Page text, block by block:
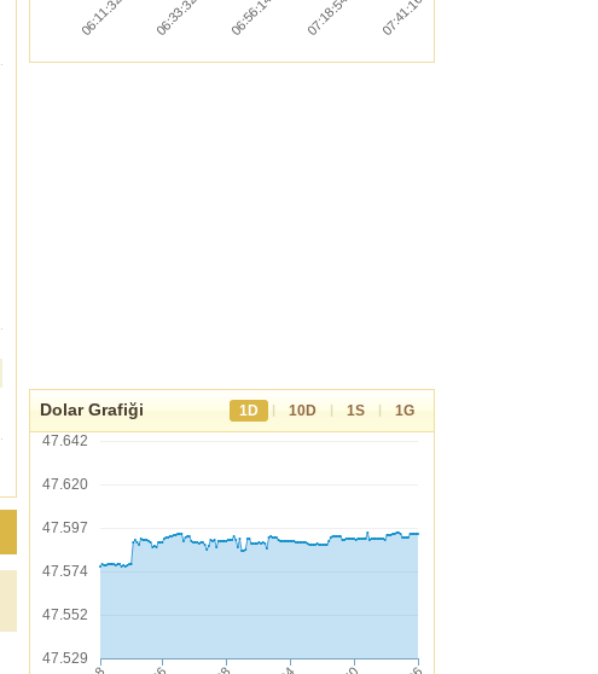
Dolar Grafiği 1D | 10D | 1S |
1G
47.642
47.620
47.597
47.574
47.552
47.529